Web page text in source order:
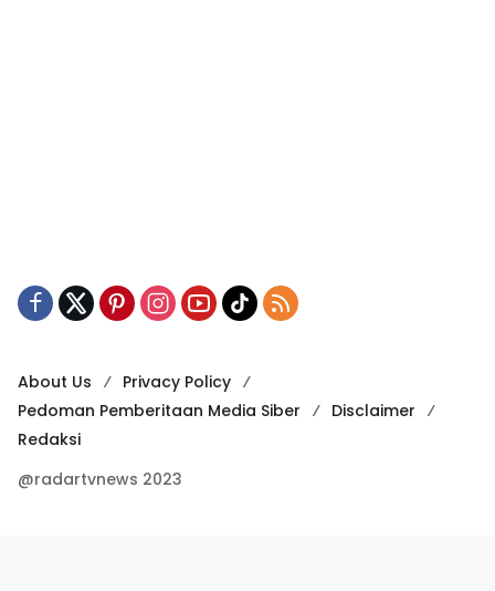
About Us
Privacy Policy
Pedoman Pemberitaan Media Siber
Disclaimer
Redaksi
@radartvnews 2023